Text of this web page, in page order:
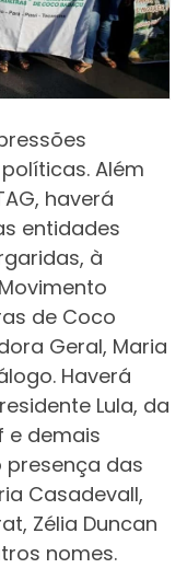
Além
haverá
entidades
à
de Coco
Geral, Maria
Haverá
Lula, da
e demais
das
Casadevall,
Zélia Duncan
nomes.